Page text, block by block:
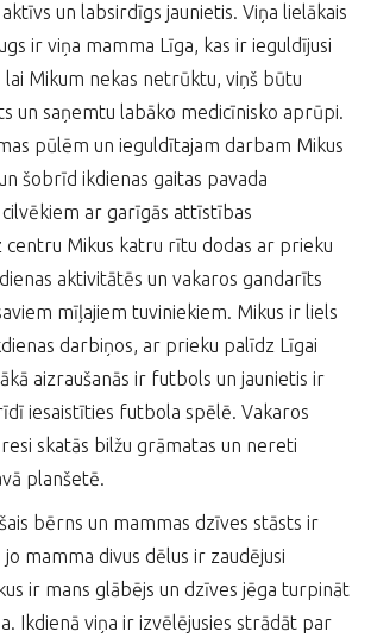
un labsirdīgs jaunietis. Viņa lielākais
ir viņa mamma Līga, kas ir ieguldījusi
lai Mikum nekas netrūktu, viņš būtu
un saņemtu labāko medicīnisko aprūpi.
pūlēm un ieguldītajam darbam Mikus
šobrīd ikdienas gaitas pavada
cilvēkiem ar garīgās attīstības
centru Mikus katru rītu dodas ar prieku
aktivitātēs un vakaros gandarīts
mīļajiem tuviniekiem. Mikus ir liels
darbiņos, ar prieku palīdz Līgai
aizraušanās ir futbols un jaunietis ir
iesaistīties futbola spēlē. Vakaros
skatās bilžu grāmatas un nereti
planšetē.
bērns un mammas dzīves stāsts ir
mamma divus dēlus ir zaudējusi
ir mans glābējs un dzīves jēga turpināt
Ikdienā viņa ir izvēlējusies strādāt par